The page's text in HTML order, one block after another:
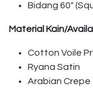
Bidang 60″
Material Kain/
Cotton Voile
Ryana Satin
Arabian Crepe